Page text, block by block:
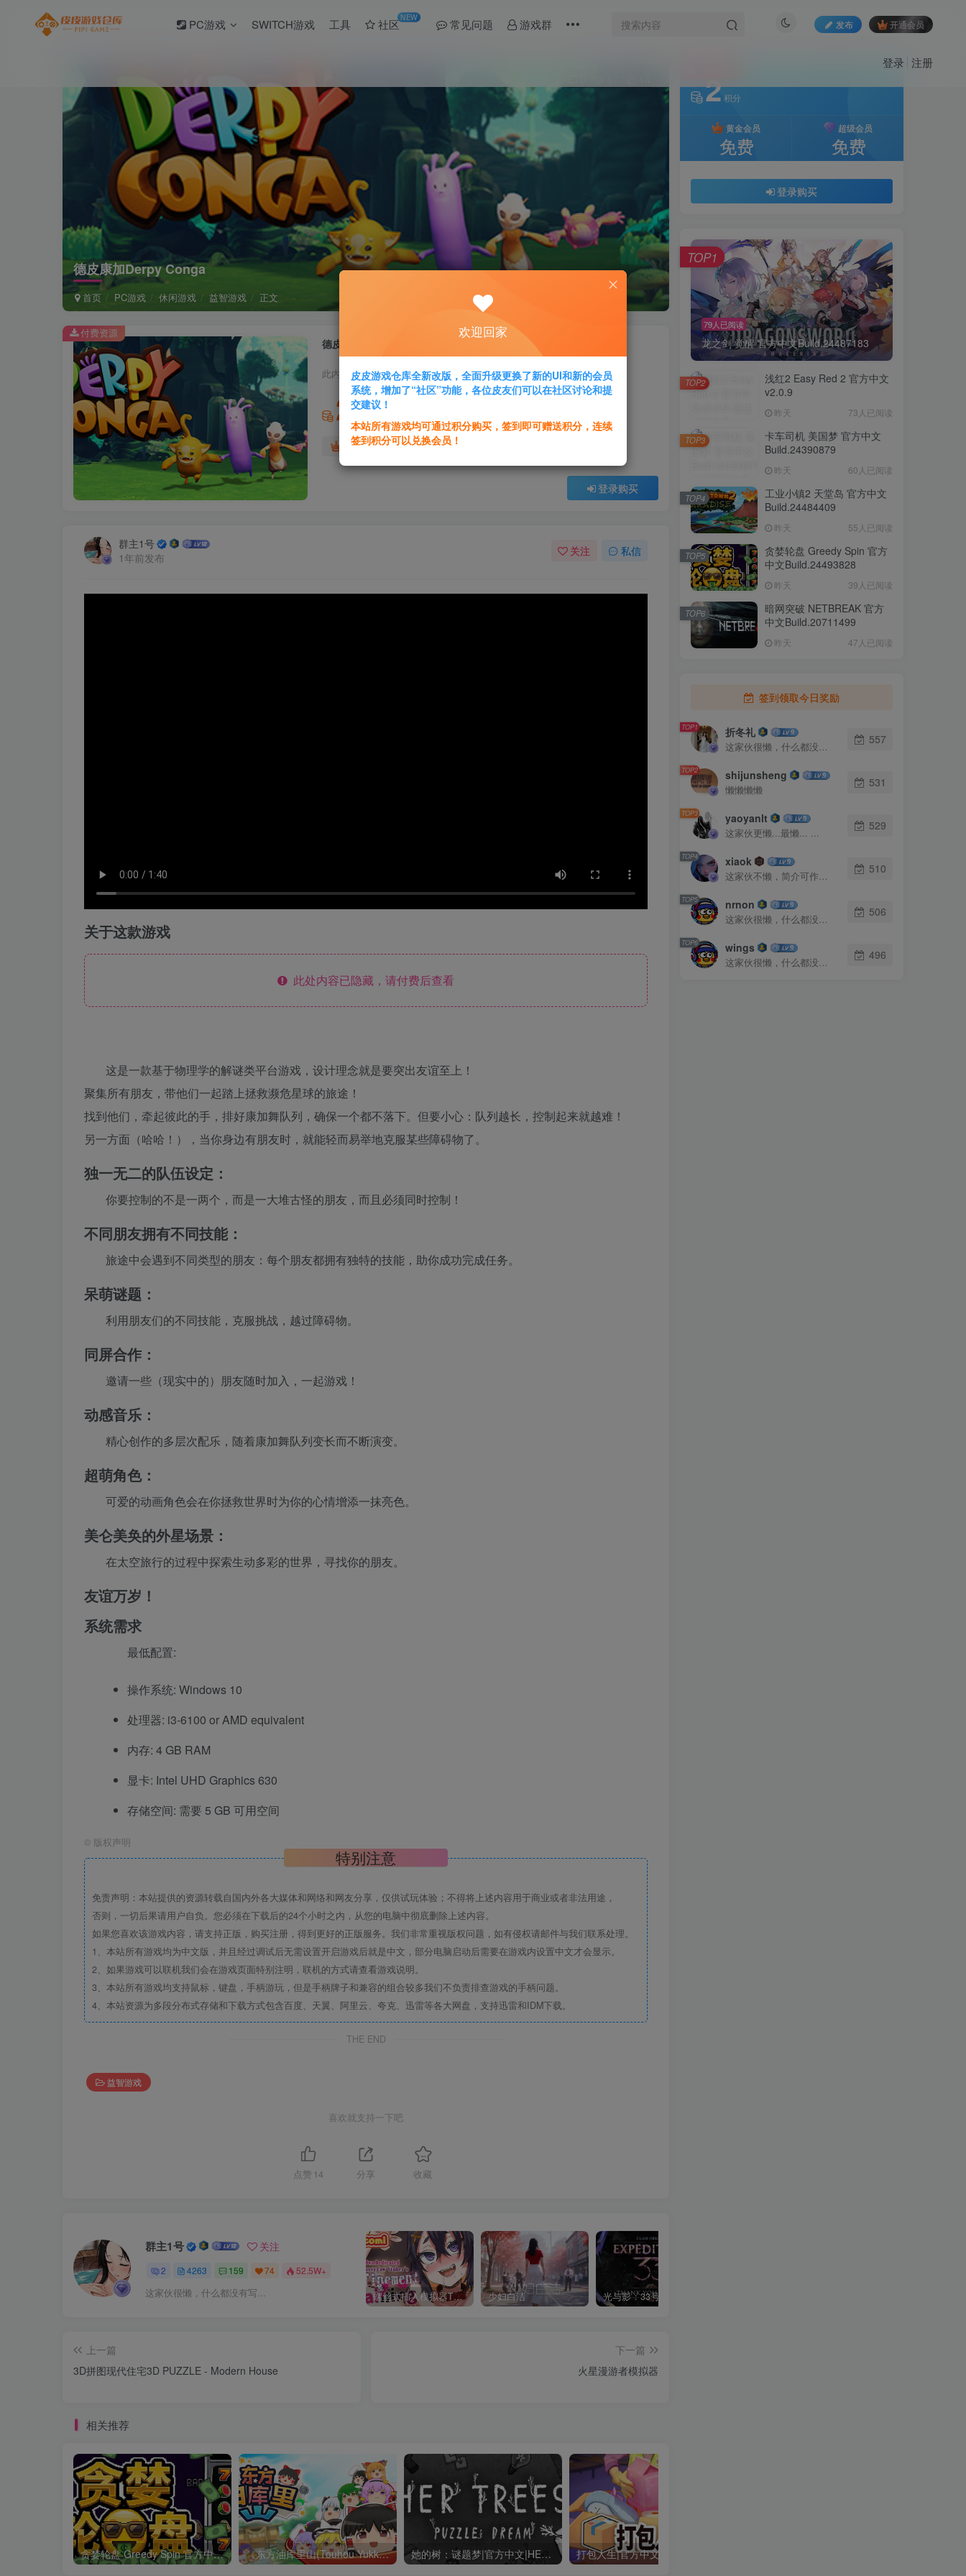
PC游戏 SWITCH游戏 工具 社区NEW 常见问题 游戏群 发布 开通会员
登录 注册
德皮康加Derpy Conga
首页 PC游戏 休闲游戏 益智游戏 正文
德皮康加Derpy Conga
此内容为付费资源，请付费后查看
2
黄金会员免费 超级会员
登录购买
付费资源
群主1号
1年前发布
关注 私信
关于这款游戏
此处内容已隐藏，请付费后查看
这是一款基于物理学的解谜类平台游戏，设计理念就是要突出友谊至上！
聚集所有朋友，带他们一起踏上拯救濒危星球的旅途！
找到他们，牵起彼此的手，排好康加舞队列，确保一个都不落下。但要小心：队列越长，控制起来就越难！
另一方面（哈哈！），当你身边有朋友时，就能轻而易举地克服某些障碍物了。
独一无二的队伍设定：
你要控制的不是一两个，而是一大堆古怪的朋友，而且必须同时控制！
不同朋友拥有不同技能：
旅途中会遇到不同类型的朋友：每个朋友都拥有独特的技能，助你成功完成任务。
呆萌谜题：
利用朋友们的不同技能，克服挑战，越过障碍物。
同屏合作：
邀请一些（现实中的）朋友随时加入，一起游戏！
动感音乐：
精心创作的多层次配乐，随着康加舞队列变长而不断演变。
超萌角色：
可爱的动画角色会在你拯救世界时为你的心情增添一抹亮色。
美仑美奂的外星场景：
在太空旅行的过程中探索生动多彩的世界，寻找你的朋友。
友谊万岁！
系统需求
最低配置:
操作系统: Windows 10
处理器: i3-6100 or AMD equivalent
内存: 4 GB RAM
显卡: Intel UHD Graphics 630
存储空间: 需要 5 GB 可用空间
© 版权声明
特别注意
免责声明：本站提供的资源转载自国内外各大媒体和网络和网友分享，仅供试玩体验；不得将上述内容用于商业或者非法用途，
否则，一切后果请用户自负。您必须在下载后的24个小时之内，从您的电脑中彻底删除上述内容。
如果您喜欢该游戏内容，请支持正版，购买注册，得到更好的正版服务。我们非常重视版权问题，如有侵权请邮件与我们联系处理。
1、本站所有游戏均为中文版，并且经过调试后无需设置开启游戏后就是中文，部分电脑启动后需要在游戏内设置中文才会显示。
2、如果游戏可以联机我们会在游戏页面特别注明，联机的方式请查看游戏说明。
3、本站所有游戏均支持鼠标，键盘，手柄游玩，但是手柄牌子和兼容的组合较多我们不负责排查游戏的手柄问题。
4、本站资源为多段分布式存储和下载方式包含百度、天翼、阿里云、夸克、迅雷等各大网盘，支持迅雷和IDM下载。
THE END
益智游戏
喜欢就支持一下吧
点赞 14 分享 收藏
群主1号 关注
2 4263 159 74 52.5W+
这家伙很懒，什么都没有写... 螺丝式插入模拟器TMA02 少妇白洁
上一篇
3D拼图现代住宅3D PUZZLE - Modern House
下一篇
火星漫游者模拟器
相关推荐
贪婪轮盘 Greedy Spin 官方中文Build.24493828 《东方油库里山(Touhou Yukkuri Mountain)》|v1.1.2|中文|免安装硬盘版 她的树：谜题梦|官方中文|HER TREES : PUZZLE DREAM
2积分
黄金会员
免费
超级会员
免费
登录购买
79人已阅读
龙之剑 觉醒 官方中文Build.24487183
TOP1
浅红2 Easy Red 2 官方中文
v2.0.9
昨天 73人已阅读
TOP2
卡车司机 美国梦 官方中文
Build.24390879
昨天 60人已阅读
TOP3
工业小镇2 天堂岛 官方中文
Build.24484409
昨天 55人已阅读
TOP4
贪婪轮盘 Greedy Spin 官方
中文Build.24493828
昨天 39人已阅读
TOP5
暗网突破 NETBREAK 官方
中文Build.20711499
昨天 47人已阅读
TOP6
签到领取今日奖励
TOP1 折冬礼
这家伙很懒，什么都没有写...
557
TOP2 shijunsheng
懒懒懒懒
531
TOP3 yaoyanlt
这家伙更懒...最懒... ...
529
TOP4 xiaok
这家伙不懒，简介可作证！
510
TOP5 nrnon
这家伙很懒，什么都没有写...
506
TOP6 wings
这家伙很懒，什么都没有写...
496
欢迎回家
皮皮游戏仓库全新改版，全面升级更换了新的UI和新的会员
系统，增加了“社区”功能，各位皮友们可以在社区讨论和提
交建议！
本站所有游戏均可通过积分购买，签到即可赠送积分，连续
签到积分可以兑换会员！